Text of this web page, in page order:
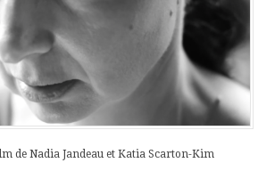
de Nadia Jandeau et Katia Scarton-Kim